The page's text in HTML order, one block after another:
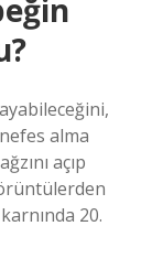
alma
açıp
20.